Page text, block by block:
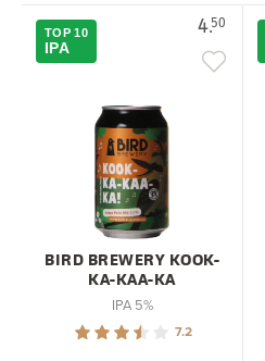
4.50
TOP 10
IPA
BIRD BREWERY KOOK-
KA-KAA-KA
IPA 5%
7.2